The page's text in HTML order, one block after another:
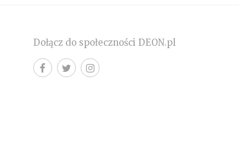
Dołącz do społeczności DEON.pl